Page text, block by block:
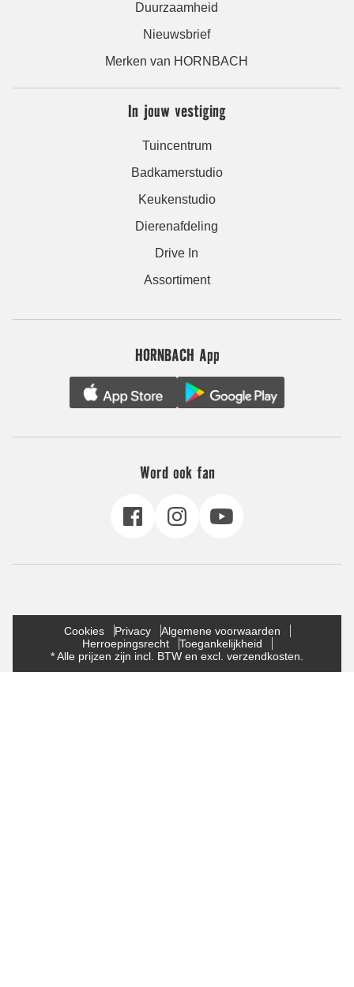
Duurzaamheid
Nieuwsbrief
Merken van HORNBACH
In jouw vestiging
Tuincentrum
Badkamerstudio
Keukenstudio
Dierenafdeling
Drive In
Assortiment
HORNBACH App
Word ook fan
Cookies Privacy
Algemene voorwaarden
Herroepingsrecht
Toegankelijkheid
* Alle prijzen zijn incl. BTW en excl. verzendkosten.